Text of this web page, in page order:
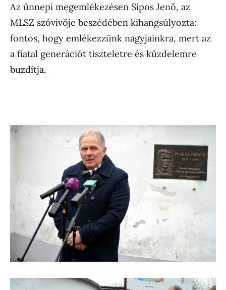
Az ünnepi megemlékezésen Sipos Jenő, az
MLSZ szóvivője beszédében kihangsúlyozta:
fontos, hogy emlékezzünk nagyjainkra, mert az
a fiatal generációt tiszteletre és küzdelemre
buzdítja.